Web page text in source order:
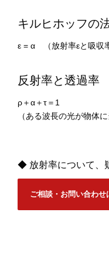
キルヒホッフの
ε = α （放射率εと吸収
反射率と透過率
ρ＋α＋τ＝1
（ある波長の光が物体
◆ 放射率について、
ご相談・お問い合わせ